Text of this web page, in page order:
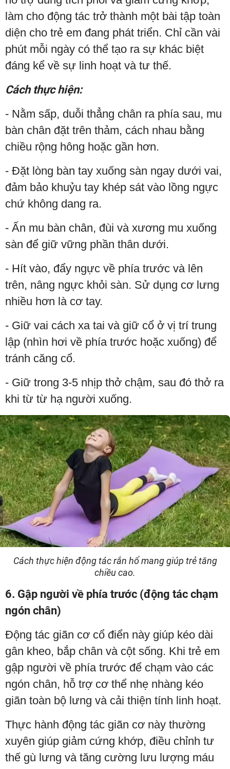
làm cho động tác trở thành một bài tập toàn
diện cho trẻ em đang phát triển. Chỉ cần vài
phút mỗi ngày có thể tạo ra sự khác biệt
đáng kể về sự linh hoạt và tư thế.
Cách thực hiện:
- Nằm sấp, duỗi thẳng chân ra phía sau, mu
bàn chân đặt trên thảm, cách nhau bằng
chiều rộng hông hoặc gần hơn.
- Đặt lòng bàn tay xuống sàn ngay dưới vai,
đảm bảo khuỷu tay khép sát vào lồng ngực
chứ không dang ra.
- Ấn mu bàn chân, đùi và xương mu xuống
sàn để giữ vững phần thân dưới.
- Hít vào, đẩy ngực về phía trước và lên
trên, nâng ngực khỏi sàn. Sử dụng cơ lưng
nhiều hơn là cơ tay.
- Giữ vai cách xa tai và giữ cổ ở vị trí trung
lập (nhìn hơi về phía trước hoặc xuống) để
tránh căng cổ.
- Giữ trong 3-5 nhịp thở chậm, sau đó thở ra
khi từ từ hạ người xuống.
Cách thực hiện động tác rắn hổ mang giúp trẻ tăng
chiều cao.
6. Gập người về phía trước (động tác chạm
ngón chân)
Động tác giãn cơ cổ điển này giúp kéo dài
gân kheo, bắp chân và cột sống. Khi trẻ em
gập người về phía trước để chạm vào các
ngón chân, hỗ trợ cơ thể nhẹ nhàng kéo
giãn toàn bộ lưng và cải thiện tính linh hoạt.
Thực hành động tác giãn cơ này thường
xuyên giúp giảm cứng khớp, điều chỉnh tư
thế gù lưng và tăng cường lưu lượng máu